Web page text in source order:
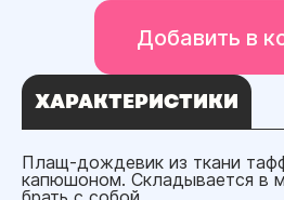
Добавить в
ХАРАКТЕРИСТИКИ
Плащ-дождевик из ткани
капюшоном. Складывается в